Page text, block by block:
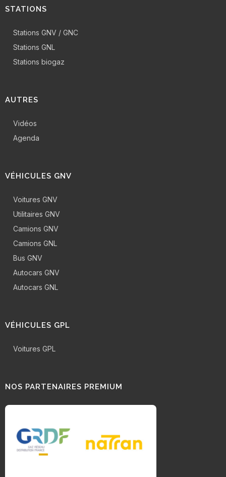
STATIONS
Stations GNV / GNC
Stations GNL
Stations biogaz
AUTRES
Vidéos
Agenda
VÉHICULES GNV
Voitures GNV
Utilitaires GNV
Camions GNV
Camions GNL
Bus GNV
Autocars GNV
Autocars GNL
VÉHICULES GPL
Voitures GPL
NOS PARTENAIRES PREMIUM